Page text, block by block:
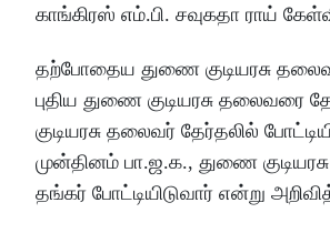
காங்கிரஸ் எம்.பி. சவுகதா ராய்
தற்போதைய துணை குடியரசு
புதிய துணை குடியரசு
குடியரசு தலைவர் தேர்தலில்
முன்தினம் பா.ஜ.க., துணை
தங்கர் போட்டியிடுவார் என்று